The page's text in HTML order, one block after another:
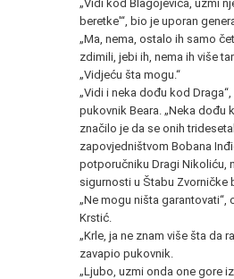
„Vidi kod Blagojevića, uzmi
beretke'“, bio je uporan
„Ma, nema, ostalo ih samo
zdimili, jebi ih, nema ih više
„Vidjeću šta mogu.“
„Vidi i neka dođu kod
pukovnik Beara. „Neka dođu
značilo je da se onih
zapovjedništvom Bobana
potporučniku Dragi Nikoliću,
sigurnosti u Štabu Zvorničke
„Ne mogu ništa garantovati“,
Krstić.
„Krle, ja ne znam više šta da
zavapio pukovnik.
„Ljubo, uzmi onda one gore iz